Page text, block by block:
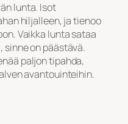
lunta. Isot
hiljalleen, ja tienoo
Vaikka lunta sataa
sinne on päästävä.
paljon tipahda,
avantouinteihin.